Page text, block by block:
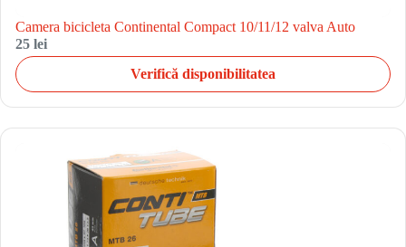
Camera bicicleta Continental Compact 10/11/12 valva Auto
25 lei
Verifică disponibilitatea